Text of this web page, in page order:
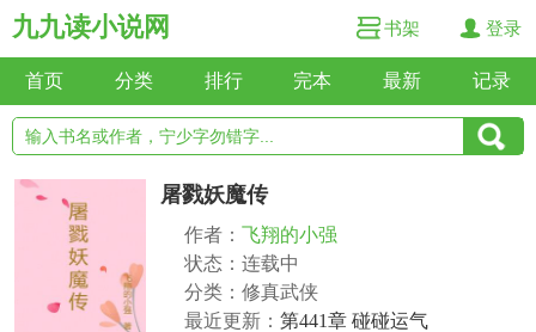
九九读小说网 书架 登录
首页 分类 排行 完本 最新 记录
屠戮妖魔传
作者： 飞翔的小强
状态：连载中
分类：修真武侠
最近更新： 第441章 碰碰运气